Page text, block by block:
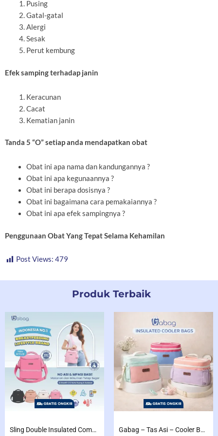
Pusing
Gatal-gatal
Alergi
Sesak
Perut kembung
Efek samping terhadap janin
Keracunan
Cacat
Kematian janin
Tanda 5 “O” setiap anda mendapatkan obat
Obat ini apa nama dan kandungannya ?
Obat ini apa kegunaannya ?
Obat ini berapa dosisnya ?
Obat ini bagaimana cara pemakaiannya ?
Obat ini apa efek sampingnya ?
Penggunaan Obat Yang Tepat Selama Kehamilan
Post Views: 479
Produk Terbaik
Sling Double Insulated Compartment Cappucino Black, Creamy, Salem, Chocolate Gabag – Tas Asi – Cooler Bag Sling Single Compartment Mint Grape Bubble